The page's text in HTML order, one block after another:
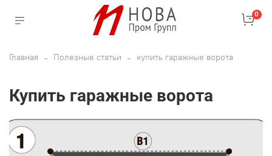
0
Главная Полезные статьи купить гаражные ворота
купить гаражные ворота